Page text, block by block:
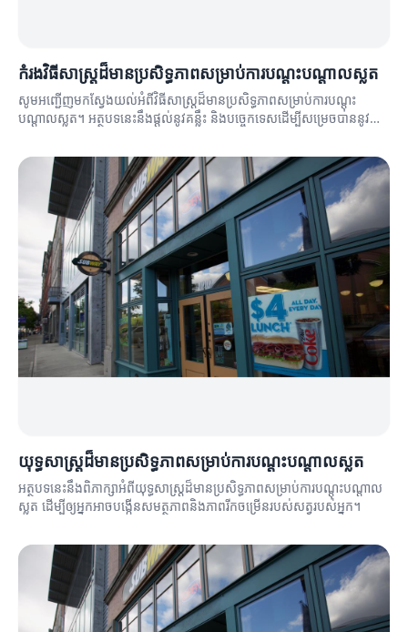
កំរងវិធីសាស្ត្រដ៏មានប្រសិទ្ធភាពសម្រាប់ការបណ្តុះបណ្តាលស្លត
សូមអញ្ជើញមកស្វែងយល់អំពីវិធីសាស្ត្រដ៏មានប្រសិទ្ធភាពសម្រាប់ការបណ្តុះ
បណ្តាលស្លត។ អត្ថបទនេះនឹងផ្តល់នូវគន្លឹះ និងបច្ចេកទេសដើម្បីសម្រេចបាននូវ
យុទ្ធសាស្ត្រដ៏មានប្រសិទ្ធភាពសម្រាប់ការបណ្តុះបណ្តាលស្លត
អត្ថបទនេះនឹងពិភាក្សាអំពីយុទ្ធសាស្ត្រដ៏មានប្រសិទ្ធភាពសម្រាប់ការបណ្តុះបណ្តាល
ស្លត ដើម្បីឲ្យអ្នកអាចបង្កើនសមត្ថភាពនិងភាពរីកចម្រើនរបស់សត្វរបស់អ្នក។